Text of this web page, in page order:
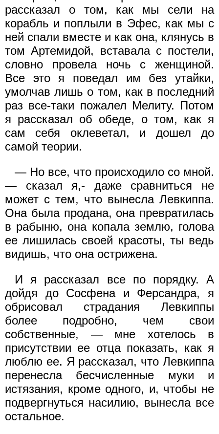
рассказал о том, как мы сели на
корабль и поплыли в Эфес, как мы с
ней спали вместе и как она, клянусь в
том Артемидой, вставала с постели,
словно провела ночь с женщиной.
Все это я поведал им без утайки,
умолчав лишь о том, как в последний
раз все-таки пожалел Мелиту. Потом
я рассказал об обеде, о том, как я
сам себя оклеветал, и дошел до
самой теории.
— Но все, что происходило со мной.
— сказал я,- даже сравниться не
может с тем, что вынесла Левкиппа.
Она была продана, она превратилась
в рабыню, она копала землю, голова
ее лишилась своей красоты, ты ведь
видишь, что она острижена.
И я рассказал все по порядку. А
дойдя до Сосфена и Ферсандра, я
обрисовал страдания Левкиппы
более подробно, чем свои
собственные, — мне хотелось в
присутствии ее отца показать, как я
люблю ее. Я рассказал, что Левкиппа
перенесла бесчисленные муки и
истязания, кроме одного, и, чтобы не
подвергнуться насилию, вынесла все
остальное.